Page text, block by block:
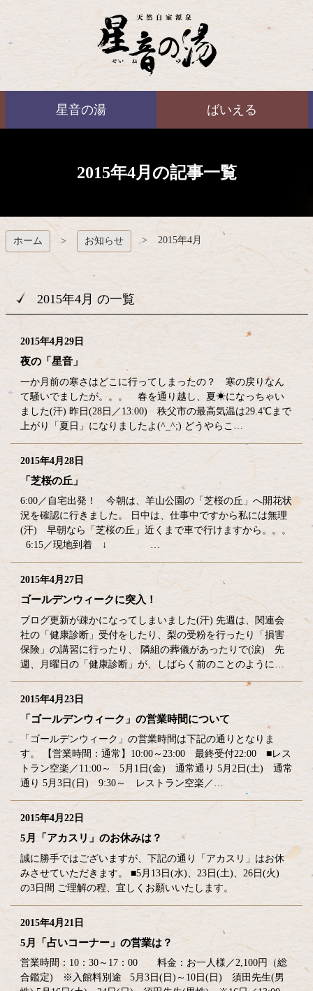
ばいえる
星音の湯 ばいえる
2015年4月の記事一覧
ホーム お知らせ 2015年4月
2015年4月 の一覧
2015年4月29日
夜の「星音」
一か月前の寒さはどこに行ってしまったの？ 寒の戻りなん
て騒いでましたが。。。 春を通り越し、夏☀になっちゃい
ました(汗) 昨日(28日／13:00) 秩父市の最高気温は29.4℃まで
上がり「夏日」になりましたよ(^_^;) どうやらこ…
2015年4月28日
「芝桜の丘」
6:00／自宅出発！ 今朝は、羊山公園の「芝桜の丘」へ開花状
況を確認に行きました。 日中は、仕事中ですから私には無理
(汗) 早朝なら「芝桜の丘」近くまで車で行けますから。。。
6:15／現地到着 ↓ …
2015年4月27日
ゴールデンウィークに突入！
ブログ更新が疎かになってしまいました(汗) 先週は、関連会
社の「健康診断」受付をしたり、梨の受粉を行ったり「損害
保険」の講習に行ったり、 隣組の葬儀があったりで(涙) 先
週、月曜日の「健康診断」が、しばらく前のことのように…
2015年4月23日
「ゴールデンウィーク」の営業時間について
「ゴールデンウィーク」の営業時間は下記の通りとなりま
す。 【営業時間：通常】10:00～23:00 最終受付22:00 ■レス
トラン空楽／11:00～ 5月1日(金) 通常通り 5月2日(土) 通常
通り 5月3日(日) 9:30～ レストラン空楽／…
2015年4月22日
5月「アカスリ」のお休みは？
誠に勝手ではございますが、下記の通り「アカスリ」はお休
みさせていただきます。 ■5月13日(水)、23日(土)、26日(火)
の3日間 ご理解の程、宜しくお願いいたします。
2015年4月21日
5月「占いコーナー」の営業は？
営業時間：10：30～17：00 料金：お一人様／2,100円（総
合鑑定) ※入館料別途 5月3日(日)～10日(日) 須田先生(男